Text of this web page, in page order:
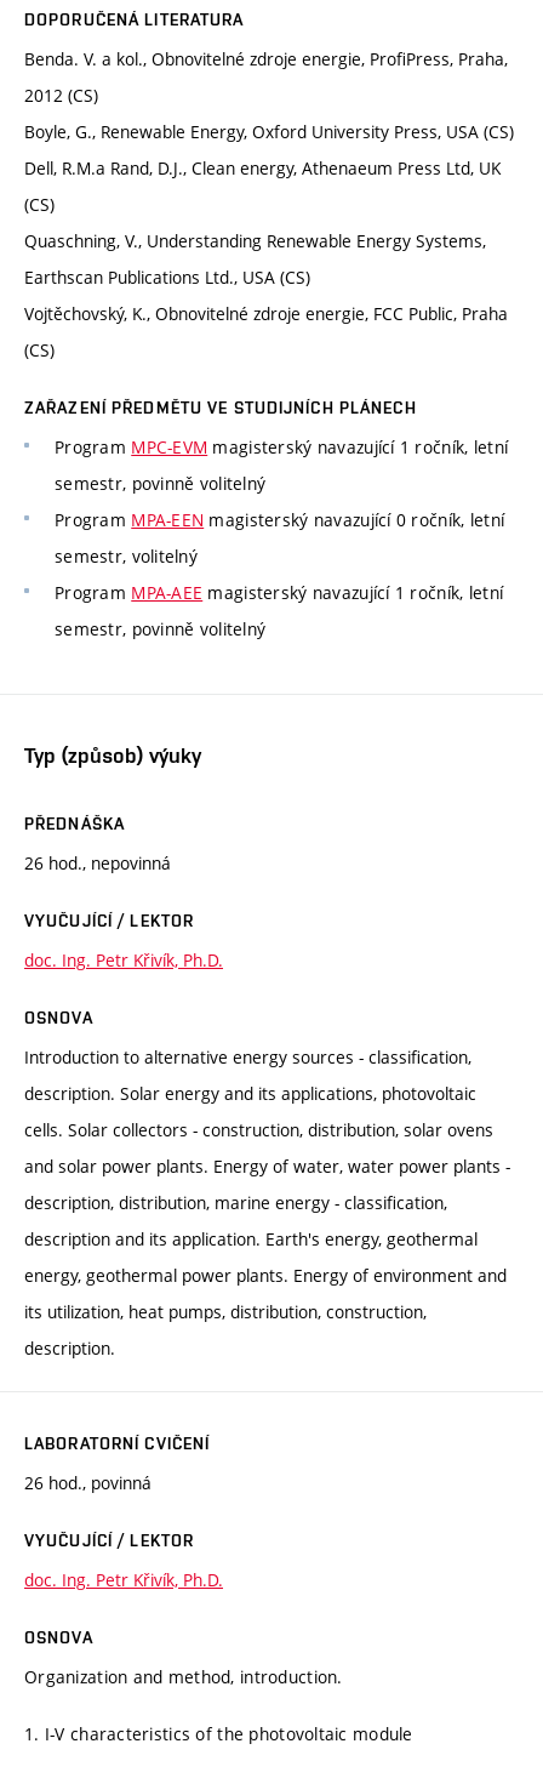
DOPORUČENÁ LITERATURA
Benda. V. a kol., Obnovitelné zdroje energie, ProfiPress, Praha,
2012 (CS)
Boyle, G., Renewable Energy, Oxford University Press, USA (CS)
Dell, R.M.a Rand, D.J., Clean energy, Athenaeum Press Ltd, UK
(CS)
Quaschning, V., Understanding Renewable Energy Systems,
Earthscan Publications Ltd., USA (CS)
Vojtěchovský, K., Obnovitelné zdroje energie, FCC Public, Praha
(CS)
ZAŘAZENÍ PŘEDMĚTU VE STUDIJNÍCH PLÁNECH
Program MPC-EVM magisterský navazující 1 ročník, letní
semestr, povinně volitelný
Program MPA-EEN magisterský navazující 0 ročník, letní
semestr, volitelný
Program MPA-AEE magisterský navazující 1 ročník, letní
semestr, povinně volitelný
Typ (způsob) výuky
PŘEDNÁŠKA
26 hod., nepovinná
VYUČUJÍCÍ / LEKTOR
doc. Ing. Petr Křivík, Ph.D.
OSNOVA
Introduction to alternative energy sources - classification,
description. Solar energy and its applications, photovoltaic
cells. Solar collectors - construction, distribution, solar ovens
and solar power plants. Energy of water, water power plants -
description, distribution, marine energy - classification,
description and its application. Earth's energy, geothermal
energy, geothermal power plants. Energy of environment and
its utilization, heat pumps, distribution, construction,
description.
LABORATORNÍ CVIČENÍ
26 hod., povinná
VYUČUJÍCÍ / LEKTOR
doc. Ing. Petr Křivík, Ph.D.
OSNOVA
Organization and method, introduction.
1. I-V characteristics of the photovoltaic module